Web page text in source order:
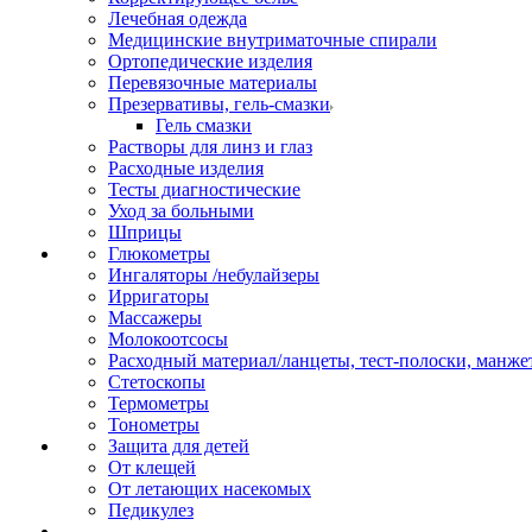
Лечебная одежда
Медицинские внутриматочные спирали
Ортопедические изделия
Перевязочные материалы
Презервативы, гель-смазки
Гель смазки
Растворы для линз и глаз
Расходные изделия
Тесты диагностические
Уход за больными
Шприцы
Глюкометры
Ингаляторы /небулайзеры
Ирригаторы
Массажеры
Молокоотсосы
Расходный материал/ланцеты, тест-полоски,
Стетоскопы
Термометры
Тонометры
Защита для детей
От клещей
От летающих насекомых
Педикулез